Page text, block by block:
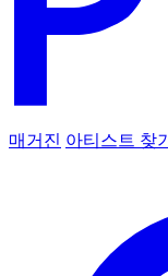
매거진 아티스트 찾기